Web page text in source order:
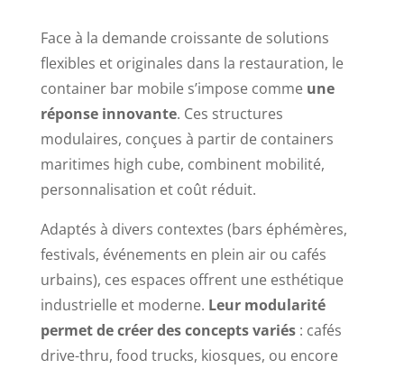
Face à la demande croissante de solutions
flexibles et originales dans la restauration, le
container bar mobile s’impose comme une
réponse innovante. Ces structures
modulaires, conçues à partir de containers
maritimes high cube, combinent mobilité,
personnalisation et coût réduit.
Adaptés à divers contextes (bars éphémères,
festivals, événements en plein air ou cafés
urbains), ces espaces offrent une esthétique
industrielle et moderne. Leur modularité
permet de créer des concepts variés: cafés
drive-thru, food trucks, kiosques, ou encore